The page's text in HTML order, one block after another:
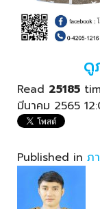
ดู
Read 25185
มีนาคม 2565
Published in ภ